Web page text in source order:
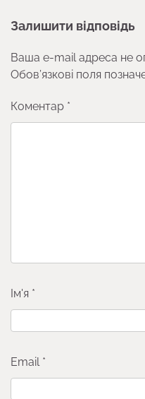
Залишити відповідь
Ваша e-mail адреса не
Обов’язкові поля
Коментар *
Ім'я *
Email *